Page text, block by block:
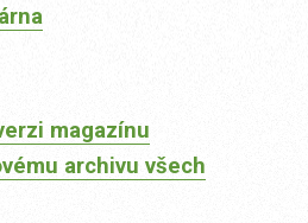
magazínu
archivu všech